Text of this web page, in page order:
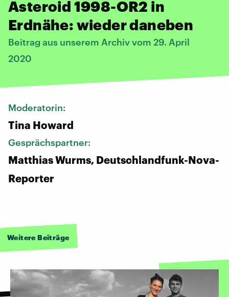
Asteroid 1998-OR2 in
Erdnähe: wieder daneben
Beitrag aus unserem Archiv vom 29. April
2020
Moderatorin:
Tina Howard
Gesprächspartner:
Matthias Wurms, Deutschlandfunk-Nova-
Reporter
Weitere Beiträge